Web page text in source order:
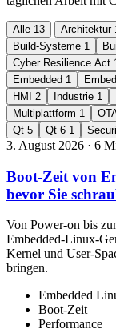
Alle 13 Architektur
Build-Systeme 1
Cyber Resilience Act 1
Embedded 1
HMI 2 Industrie 1
Multiplattform 1
Qt 5 Qt 6 1
3. August 2026 · 6
Boot-Zeit von
bevor Sie
Von Power-on bis
Embedded-Linux-
Kernel und User-
bringen.
Embedded
Boot-Zeit
Performance